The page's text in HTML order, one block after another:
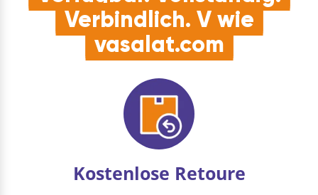
Verbindlich. V wie
vasalat.com
Kostenlose Retoure